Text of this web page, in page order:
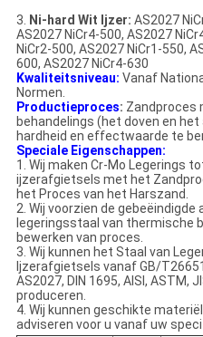
3. Ni-hard Wit Ijzer: AS2027
AS2027 NiCr4-500, AS2027
NiCr2-500, AS2027 NiCr1-550,
600, AS2027 NiCr4-630
Kwaliteitsniveau: Vanaf
Normen.
Productieproces: Zandproces
behandelings (het doven en
hardheid en effectwaarde te
Speciale Eigenschappen:
1. Wij maken Cr-Mo Legerings
ijzerafgietsels met het
het Proces van het Harszand.
2. Wij voorzien de
legeringsstaal van thermische
bewerken van proces.
3. Wij kunnen het Staal van
Ijzerafgietsels vanaf GB/
AS2027, DIN 1695, AISI, ASTM,
produceren.
4. Wij kunnen geschikte
adviseren voor u vanaf uw